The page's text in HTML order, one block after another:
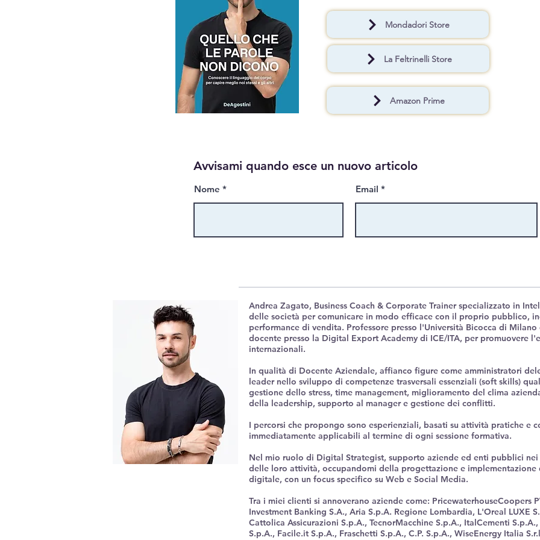
Ho creato un'app per fare
nuove amicizie: vi presento
Come dire di no senza creare
resistenza
Mondadori Store
La Feltrinelli Store
Amazon Prime
Avvisami quando esce un nuovo articolo
Nome
Email
Andrea Zagato, Business Coach & Corporate Trainer specializzato in
delle società per comunicare in modo efficace con il proprio pubblico,
performance di vendita. Professore presso l'Università Bicocca di
docente presso la Digital Export Academy di ICE/ITA, per promuovere
internazionali.
In qualità di Docente Aziendale, affianco figure come amministratori
leader nello sviluppo di competenze trasversali essenziali (soft skills)
gestione dello stress, time management, miglioramento del clima
della leadership, supporto al manager e gestione dei conflitti.
I percorsi che propongo sono esperienziali, basati su attività pratiche e
immediatamente applicabili al termine di ogni sessione formativa.
Nel mio ruolo di Digital Strategist, supporto aziende ed enti pubblici
delle loro attività, occupandomi della progettazione e
digitale, con un focus specifico su Web e Social Media.
Tra i miei clienti si annoverano aziende come: PricewaterhouseCoopers
Investment Banking S.A., Aria S.p.A. Regione Lombardia, L'Oreal LUXE
Cattolica Assicurazioni S.p.A., TecnorMacchine S.p.A., ItalCementi
S.p.A., Facile.it S.p.A., Fraschetti S.p.A., C.P. S.p.A., WiseEnergy Italia